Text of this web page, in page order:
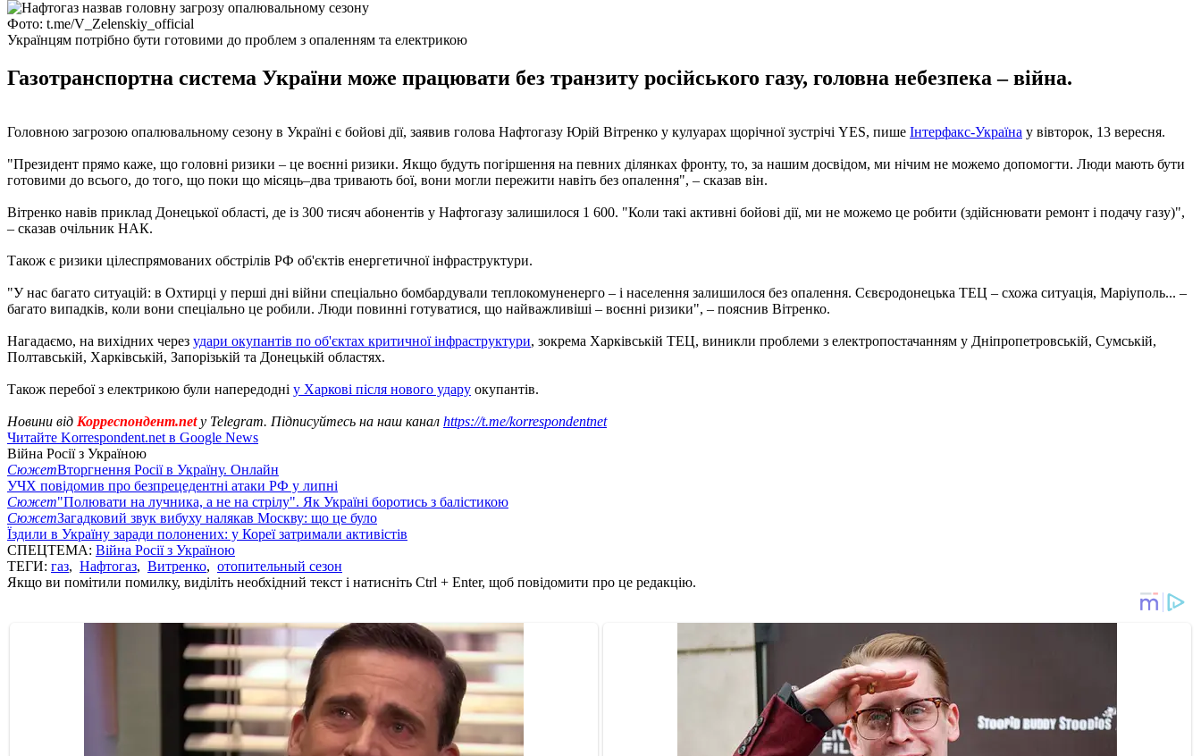
Фото: t.me/V_Zelenskiy_official
Українцям потрібно бути готовими до проблем з опаленням та електрикою
Газотранспортна система України може працювати без транзиту російського газу, головна небезпека – війна.
Головною загрозою опалювальному сезону в Україні є бойові дії, заявив голова Нафтогазу Юрій Вітренко у кулуарах щорічної зустрічі YES, пише Інтерфакс-Україна у вівторок, 13 вересня.
"Президент прямо каже, що головні ризики – це воєнні ризики. Якщо будуть погіршення на певних ділянках фронту, то, за нашим досвідом, ми нічим не можемо допомогти. Люди мають бути
готовими до всього, до того, що поки що місяць–два тривають бої, вони могли пережити навіть без опалення", – сказав він.
Вітренко навів приклад Донецької області, де із 300 тисяч абонентів у Нафтогазу залишилося 1 600. "Коли такі активні бойові дії, ми не можемо це робити (здійснювати ремонт і подачу газу)",
– сказав очільник НАК.
Також є ризики цілеспрямованих обстрілів РФ об'єктів енергетичної інфраструктури.
"У нас багато ситуацій: в Охтирці у перші дні війни спеціально бомбардували теплокомуненерго – і населення залишилося без опалення. Сєвєродонецька ТЕЦ – схожа ситуація, Маріуполь... –
багато випадків, коли вони спеціально це робили. Люди повинні готуватися, що найважливіші – воєнні ризики", – пояснив Вітренко.
Нагадаємо, на вихідних через удари окупантів по об'єктах критичної інфраструктури, зокрема Харківській ТЕЦ, виникли проблеми з електропостачанням у Дніпропетровській, Сумській,
Полтавській, Харківській, Запорізькій та Донецькій областях.
Також перебої з електрикою були напередодні у Харкові після нового удару окупантів.
Новини від Корреспондент.netу Telegram. Підписуйтесь на наш канал https://t.me/korrespondentnet
Читайте Korrespondent.net в Google News
Війна Росії з Україною
СюжетВторгнення Росії в Україну. Онлайн
УЧХ повідомив про безпрецедентні атаки РФ у липні
Сюжет"Полювати на лучника, а не на стрілу". Як Україні боротись з балістикою
СюжетЗагадковий звук вибуху налякав Москву: що це було
Їздили в Україну заради полонених: у Кореї затримали активістів
СПЕЦТЕМА: Війна Росії з Україною
ТЕГИ: газ, Нафтогаз, Витренко, отопительный сезон
Якщо ви помітили помилку, виділіть необхідний текст і натисніть Ctrl + Enter, щоб повідомити про це редакцію.